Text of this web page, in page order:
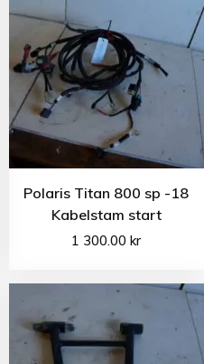
Polaris Titan 800 sp -18
Kabelstam start
1 300.00kr